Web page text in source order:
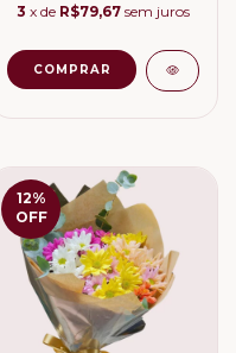
3 x de R$79,67 sem juros
12%
OFF